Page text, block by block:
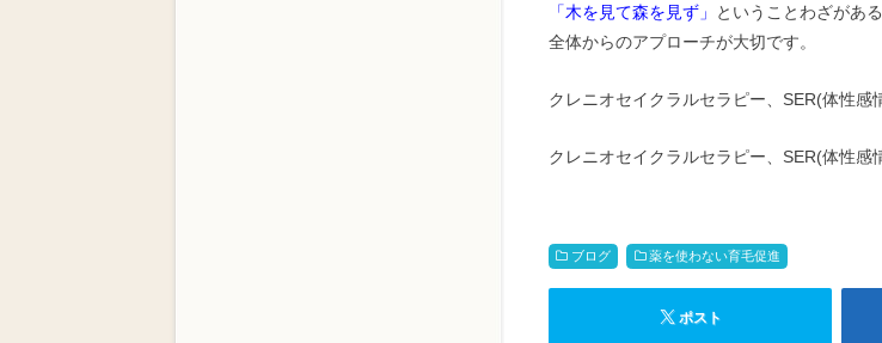
「木を見て森を見ず」 ということわざがあ
全体からのアプローチが大切です。
クレニオセイクラルセラピー、SER(体性
クレニオセイクラルセラピー、SER(体性感
ブログ 薬を使わない育毛促進
ポスト